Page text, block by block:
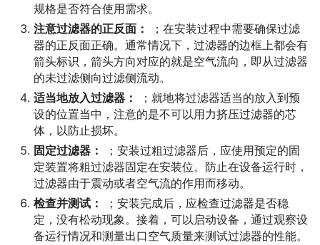
规格是否符合使用需求。
注意过滤器的正反面：
；在安装过程中需要确保过滤
器的正反面正确。通常情况下，过滤器的边框上都会有
箭头标识，箭头方向对应的就是空气流向，即从过滤器
的未过滤侧向过滤侧流动。
适当地放入过滤器：
；就地将过滤器适当的放入到预
设的位置当中，注意的是不可以用力挤压过滤器的芯
体，以防止损坏。
固定过滤器：
；安装过粗过滤器后，应使用预定的固
定装置将粗过滤器固定在安装位。防止在设备运行时，
过滤器由于震动或者空气流的作用而移动。
检查并测试：
；安装完成后，应检查过滤器是否稳
定，没有松动现象。接着，可以启动设备，通过观察设
备运行情况和测量出口空气质量来测试过滤器的性能。